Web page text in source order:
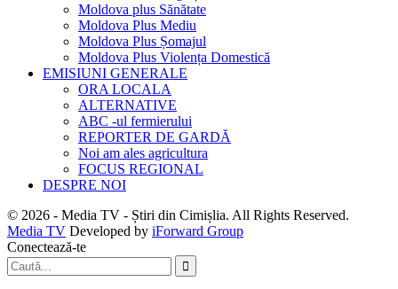
Moldova plus Sănătate
Moldova Plus Mediu
Moldova Plus Șomajul
Moldova Plus Violența Domestică
EMISIUNI GENERALE
ORA LOCALA
ALTERNATIVE
ABC -ul fermierului
REPORTER DE GARDĂ
Noi am ales agricultura
FOCUS REGIONAL
DESPRE NOI
© 2026 - Media TV - Știri din Cimișlia. All Rights Reserved.
Media TV Developed by iForward Group
Conectează-te